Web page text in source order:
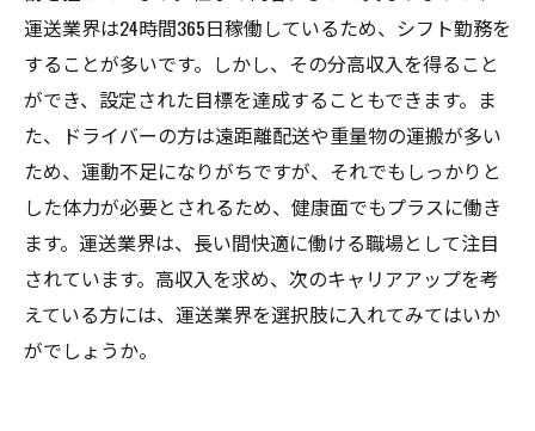
運送業界は24時間365日稼働しているため、シフト勤務を
することが多いです。しかし、その分高収入を得ること
ができ、設定された目標を達成することもできます。ま
た、ドライバーの方は遠距離配送や重量物の運搬が多い
ため、運動不足になりがちですが、それでもしっかりと
した体力が必要とされるため、健康面でもプラスに働き
ます。運送業界は、長い間快適に働ける職場として注目
されています。高収入を求め、次のキャリアアップを考
えている方には、運送業界を選択肢に入れてみてはいか
がでしょうか。